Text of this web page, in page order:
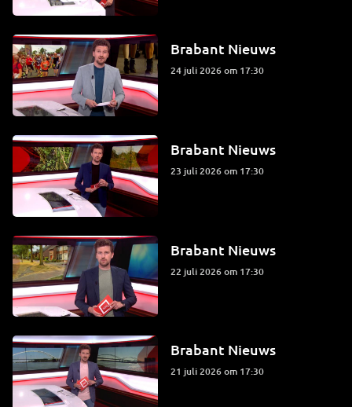
Brabant Nieuws
24 juli 2026 om 17:30
Brabant Nieuws
23 juli 2026 om 17:30
Brabant Nieuws
22 juli 2026 om 17:30
Brabant Nieuws
21 juli 2026 om 17:30